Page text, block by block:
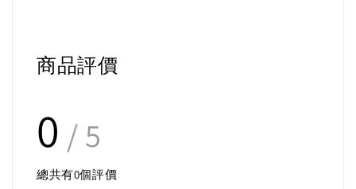
商品評價
0 / 5
總共有0個評價